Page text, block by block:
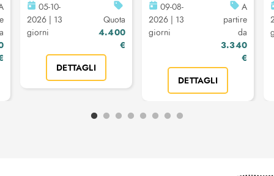
05-10-
2026 | 13
giorni
Quota
4.400
€
DETTAGLI
09-08-
2026 | 13
giorni
A
partire
da
3.340
€
DETTAGLI